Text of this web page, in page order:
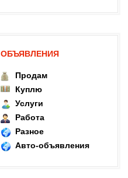
ОБЪЯВЛЕНИЯ
Продам
Куплю
Услуги
Работа
Разное
Авто-объявления